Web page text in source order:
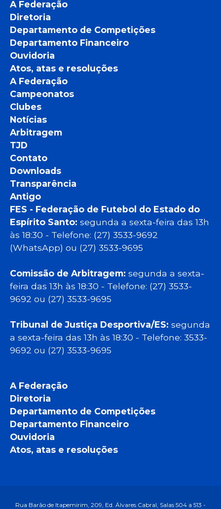
A Federação
Diretoria
Departamento de Competições
Departamento Financeiro
Ouvidoria
Atos, atas e resoluções
A Federação
Campeonatos
Clubes
Notícias
Arbitragem
TJD
Contato
Downloads
Transparência
Antigo
FES - Federação de Futebol do Estado do
Espírito Santo: segunda a sexta-feira das 13h
às 18:30 - Telefone: (27) 3533-9692
(WhatsApp) ou (27) 3533-9695
Comissão de Arbitragem: segunda a sexta-
feira das 13h às 18:30 - Telefone: (27) 3533-
9692 ou (27) 3533-9695
Tribunal de Justiça Desportiva/ES: segunda
a sexta-feira das 13h às 18:30 - Telefone: 3533-
9692 ou (27) 3533-9695
A Federação
Diretoria
Departamento de Competições
Departamento Financeiro
Ouvidoria
Atos, atas e resoluções
Rua Barão de Itapemirim, 209, Ed. Álvares Cabral, Salas 504 a 513 -